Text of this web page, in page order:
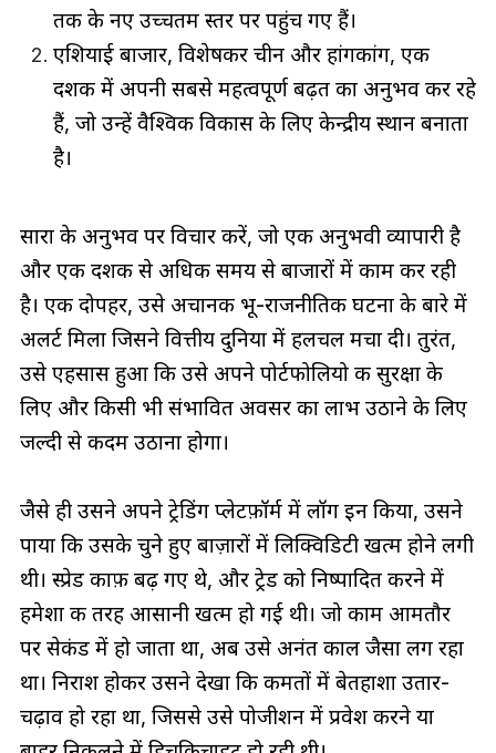
तक के नए उच्चतम स्तर पर पहुंच गए हैं।
एशियाई बाजार, विशेषकर चीन और हांगकांग, एक
दशक में अपनी सबसे महत्वपूर्ण बढ़त का अनुभव कर रहे
हैं, जो उन्हें वैश्विक विकास के लिए केन्द्रीय स्थान बनाता
है।
सारा के अनुभव पर विचार करें, जो एक अनुभवी व्यापारी है
और एक दशक से अधिक समय से बाजारों में काम कर रही
है। एक दोपहर, उसे अचानक भू-राजनीतिक घटना के बारे में
अलर्ट मिला जिसने वित्तीय दुनिया में हलचल मचा दी। तुरंत,
उसे एहसास हुआ कि उसे अपने पोर्टफोलियो की सुरक्षा के
लिए और किसी भी संभावित अवसर का लाभ उठाने के लिए
जल्दी से कदम उठाना होगा।
जैसे ही उसने अपने ट्रेडिंग प्लेटफ़ॉर्म में लॉग इन किया, उसने
पाया कि उसके चुने हुए बाज़ारों में लिक्विडिटी खत्म होने लगी
थी। स्प्रेड काफ़ी बढ़ गए थे, और ट्रेड को निष्पादित करने में
हमेशा की तरह आसानी खत्म हो गई थी। जो काम आमतौर
पर सेकंड में हो जाता था, अब उसे अनंत काल जैसा लग रहा
था। निराश होकर उसने देखा कि कीमतों में बेतहाशा उतार-
चढ़ाव हो रहा था, जिससे उसे पोजीशन में प्रवेश करने या